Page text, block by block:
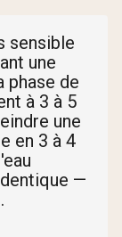
sensible
une
phase de
à 3 à 5
une
en 3 à 4
—